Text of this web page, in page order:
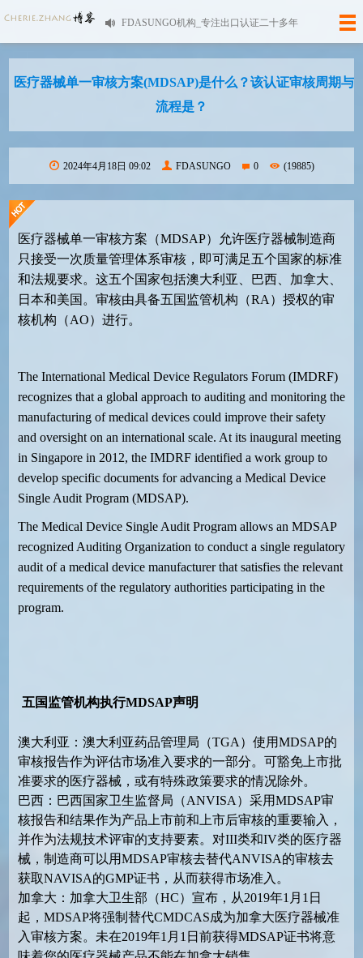
FDASUNGO机构_专注出口认证二十多年
医疗器械单一审核方案(MDSAP)是什么？该认证审核周期与
流程是？
2024年4月18日 09:02 FDASUNGO 0 (19885)
医疗器械单一审核方案（MDSAP）允许医疗器械制造商
只接受一次质量管理体系审核，即可满足五个国家的标准
和法规要求。这五个国家包括澳大利亚、巴西、加拿大、
日本和美国。审核由具备五国监管机构（RA）授权的审
核机构（AO）进行。
The International Medical Device Regulators Forum (IMDRF)
recognizes that a global approach to auditing and monitoring the
manufacturing of medical devices could improve their safety
and oversight on an international scale. At its inaugural meeting
in Singapore in 2012, the IMDRF identified a work group to
develop specific documents for advancing a Medical Device
Single Audit Program (MDSAP).
The Medical Device Single Audit Program allows an MDSAP
recognized Auditing Organization to conduct a single regulatory
audit of a medical device manufacturer that satisfies the relevant
requirements of the regulatory authorities participating in the
program.
五国监管机构执行MDSAP声明
澳大利亚： 澳大利亚药品管理局（TGA）使用MDSAP的
审核报告作为评估市场准入要求的一部分。可豁免上市批
准要求的医疗器械，或有特殊政策要求的情况除外。
巴西：巴西国家卫生监督局（ANVISA）采用MDSAP审
核报告和结果作为产品上市前和上市后审核的重要输入，
并作为法规技术评审的支持要素。对III类和IV类的医疗器
械，制造商可以用MDSAP审核去替代ANVISA的审核去
获取NAVISA的GMP证书，从而获得市场准入。
加拿大： 加拿大卫生部（HC）宣布，从2019年1月1日
起，MDSAP将强制替代CMDCAS成为加拿大医疗器械准
入审核方案。未在2019年1月1日前获得MDSAP证书将意